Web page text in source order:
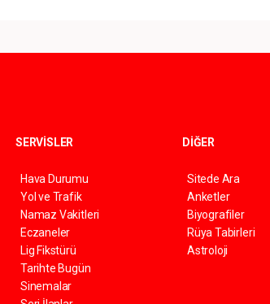
SERVİSLER
Hava Durumu
Yol ve Trafik
Namaz Vakitleri
Eczaneler
Lig Fikstürü
Tarihte Bugün
Sinemalar
DİĞER
Sitede Ara
Anketler
Biyografiler
Rüya Tabirleri
Astroloji